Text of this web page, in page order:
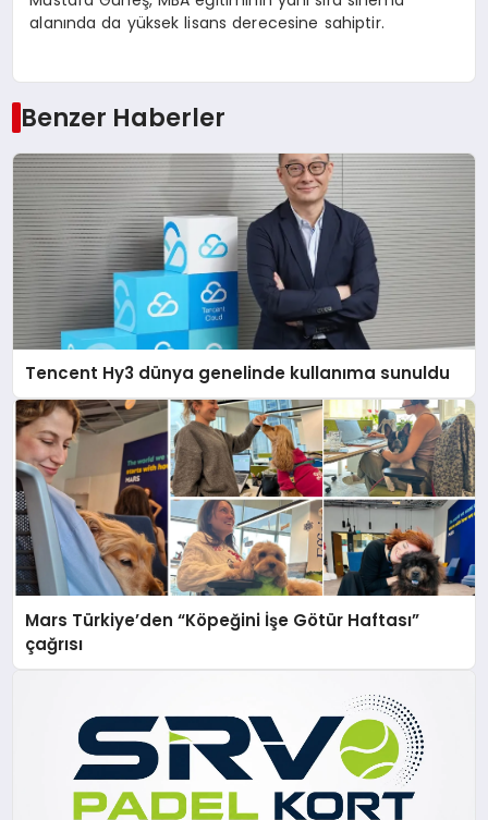
alanında da yüksek lisans derecesine sahiptir.
Benzer Haberler
Tencent Hy3 dünya genelinde kullanıma sunuldu
Mars Türkiye’den “Köpeğini İşe Götür Haftası”
çağrısı